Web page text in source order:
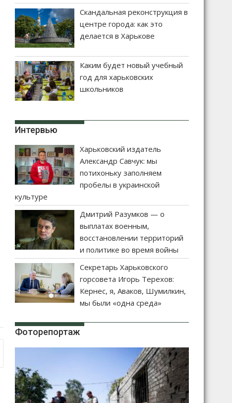
Скандальная реконструкция в
центре города: как это
делается в Харькове
Каким будет новый учебный
год для харьковских
школьников
Интервью
Харьковский издатель
Александр Савчук: мы
потихоньку заполняем
пробелы в украинской
культуре
Дмитрий Разумков — о
выплатах военным,
восстановлении территорий
и политике во время войны
Секретарь Харьковского
горсовета Игорь Терехов:
Кернес, я, Аваков, Шумилкин,
мы были «одна среда»
Фоторепортаж